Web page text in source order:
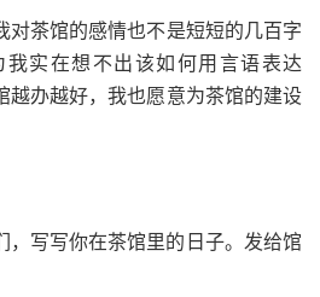
对茶馆的感情也不是短短的几百字
实在想不出该如何用言语表达
越办越好，我也愿意为茶馆的建设
，写写你在茶馆里的日子。发给馆